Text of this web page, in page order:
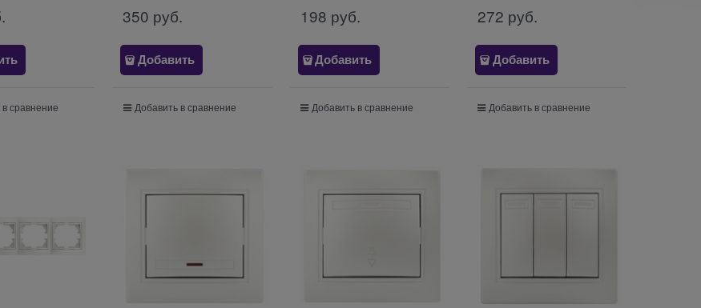
сравнение
350 руб.
Добавить
Добавить в сравнение
198 руб.
Добавить
Добавить в сравнение
272 руб.
Добавить
Добавить в сравнение